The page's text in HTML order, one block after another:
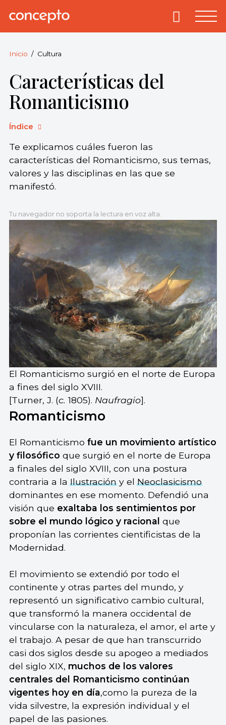
Concepto.
derechos
reservados.
Primary
Inicio Cultura
Características del
Romanticismo
Índice
Te explicamos cuáles fueron las
características del Romanticismo, sus temas,
valores y las disciplinas en las que se
manifestó.
Tu navegador no soporta la lectura en voz alta.
El Romanticismo surgió en el norte de Europa
a fines del siglo XVIII.
[Turner, J. (c. 1805). Naufragio].
Romanticismo
El Romanticismo fue un movimiento artístico
y filosófico que surgió en el norte de Europa
a finales del siglo XVIII, con una postura
contraria a laIlustracióny elNeoclasicismo
dominantes en ese momento. Defendió una
visión que exaltaba los sentimientos por
sobre el mundo lógico y racional que
proponían las corrientes cientificistas de la
Modernidad.
El movimiento se extendió por todo el
continente y otras partes del mundo, y
representó un significativo cambio cultural,
que transformó la manera occidental de
vincularse con la naturaleza, el amor, el arte y
el trabajo. A pesar de que han transcurrido
casi dos siglos desde su apogeo a mediados
del siglo XIX, muchos de los valores
centrales del Romanticismo continúan
vigentes hoy en día,como la pureza de la
vida silvestre, la expresión individual y el
papel de las pasiones.